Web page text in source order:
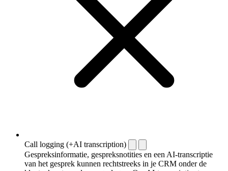
Call logging (+AI transcription)
Gespreksinformatie, gespreksnotities en een AI-transcriptie
van het gesprek kunnen rechtstreeks in je CRM onder de